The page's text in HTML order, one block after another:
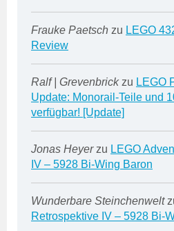
Frauke Paetsch zu LEGO
Review
Ralf | Grevenbrickzu LEGO
Update: Monorail-Teile und
verfügbar! [Update]
Jonas Heyerzu LEGO
IV – 5928 Bi-Wing Baron
Wunderbare Steinchenwelt
Retrospektive IV – 5928 Bi-